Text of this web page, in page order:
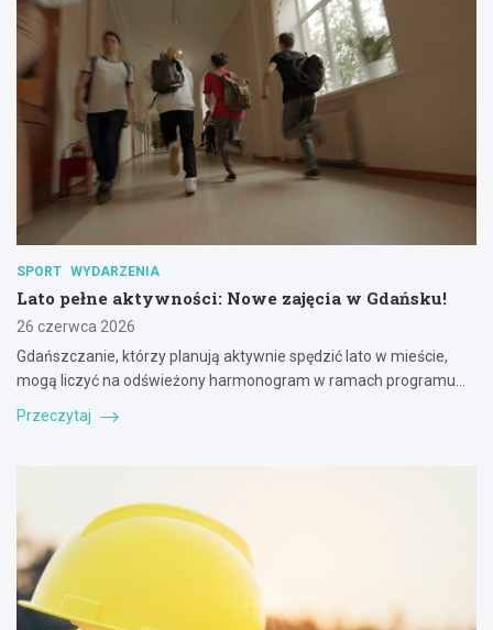
SPORT WYDARZENIA
Lato pełne aktywności: Nowe zajęcia w Gdańsku!
26 czerwca 2026
Gdańszczanie, którzy planują aktywnie spędzić lato w mieście,
mogą liczyć na odświeżony harmonogram w ramach programu…
Przeczytaj